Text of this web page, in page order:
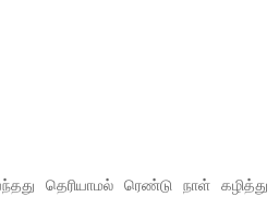
தெரியாமல் ரெண்டு நாள் கழித்து